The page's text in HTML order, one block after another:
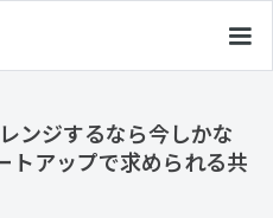
ンジするなら今しかな
トアップで求められる共